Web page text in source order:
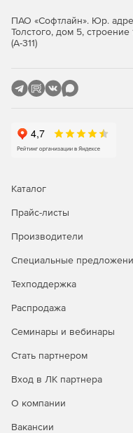
КОМПАС-3D позволяет
возможностью
вставку компонентов
Благодаря работе с
задачи реверс-
ПАО «Софтлайн». Юр.
Толстого, дом 5,
(А-311)
Каталог
Прайс-листы
Производители
Специальные
Техподдержка
Распродажа
Семинары и вебинары
Стать партнером
Вход в ЛК партнера
О компании
Вакансии